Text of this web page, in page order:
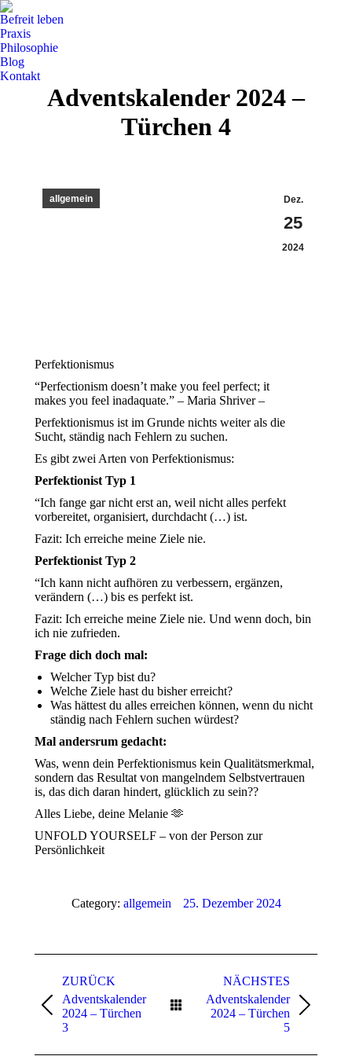
Befreit leben
Praxis
Philosophie
Blog
Kontakt
Adventskalender 2024 –
Türchen 4
Dez.
25
2024
allgemein
Perfektionismus
“Perfectionism doesn’t make you feel perfect; it
makes you feel inadaquate.” – Maria Shriver –
Perfektionismus ist im Grunde nichts weiter als die
Sucht, ständig nach Fehlern zu suchen.
Es gibt zwei Arten von Perfektionismus:
Perfektionist Typ 1
“Ich fange gar nicht erst an, weil nicht alles perfekt
vorbereitet, organisiert, durchdacht (…) ist.
Fazit: Ich erreiche meine Ziele nie.
Perfektionist Typ 2
“Ich kann nicht aufhören zu verbessern, ergänzen,
verändern (…) bis es perfekt ist.
Fazit: Ich erreiche meine Ziele nie. Und wenn doch, bin
ich nie zufrieden.
Frage dich doch mal:
Welcher Typ bist du?
Welche Ziele hast du bisher erreicht?
Was hättest du alles erreichen können, wenn du nicht
ständig nach Fehlern suchen würdest?
Mal andersrum gedacht:
Was, wenn dein Perfektionismus kein Qualitätsmerkmal,
sondern das Resultat von mangelndem Selbstvertrauen
is, das dich daran hindert, glücklich zu sein??
Alles Liebe, deine Melanie 🫶
UNFOLD YOURSELF – von der Person zur
Persönlichkeit
Category: allgemein 25. Dezember 2024
ZURÜCK
Vorheriger
Beitrag:
Adventskalender
2024 – Türchen
3
NÄCHSTES
Nächster
Adventskalender
2024 – Türchen
5